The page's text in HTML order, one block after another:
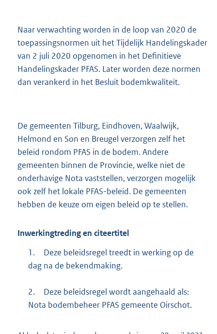
Naar verwachting worden in de loop van 2020 de
toepassingsnormen uit het Tijdelijk Handelingskader
van 2 juli 2020 opgenomen in het Definitieve
Handelingskader PFAS. Later worden deze normen
dan verankerd in het Besluit bodemkwaliteit.
De gemeenten Tilburg, Eindhoven, Waalwijk,
Helmond en Son en Breugel verzorgen zelf het
beleid rondom PFAS in de bodem. Andere
gemeenten binnen de Provincie, welke niet de
onderhavige Nota vaststellen, verzorgen mogelijk
ook zelf het lokale PFAS-beleid. De gemeenten
hebben de keuze om eigen beleid op te stellen.
Inwerkingtreding en citeertitel
1.
Deze beleidsregel treedt in werking op de
dag na de bekendmaking.
2.
Deze beleidsregel wordt aangehaald als:
Nota bodembeheer PFAS gemeente Oirschot.